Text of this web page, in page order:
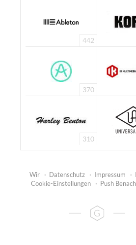
442
370
310
Wir · Datenschutz · Impressum ·
Cookie-Einstellungen
· Push